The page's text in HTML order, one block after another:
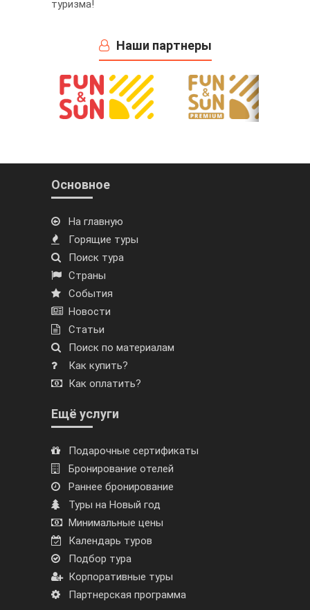
туризма!
Наши партнеры
Основное
На главную
Горящие туры
Поиск тура
Страны
События
Новости
Статьи
Поиск по материалам
Как купить?
Как оплатить?
Ещё услуги
Подарочные сертификаты
Бронирование отелей
Раннее бронирование
Туры на Новый год
Минимальные цены
Календарь туров
Подбор тура
Корпоративные туры
Партнерская программа